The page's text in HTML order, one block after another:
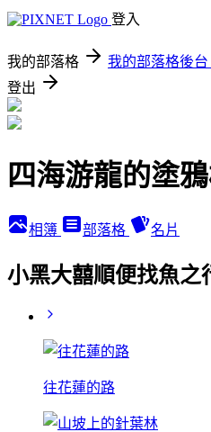
登入
我的部落格 我的部落格後台
登出
四海游龍的塗
相簿 部落格 名片
小黑大囍順便找魚之
往花蓮的路